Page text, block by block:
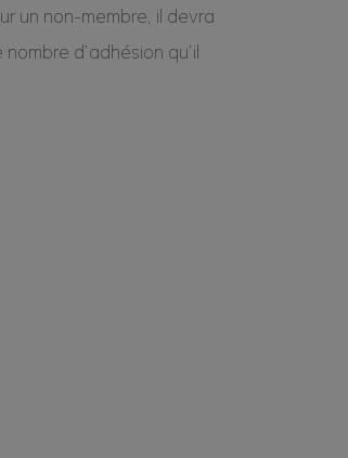
un non-membre, il devra
d’adhésion qu’il